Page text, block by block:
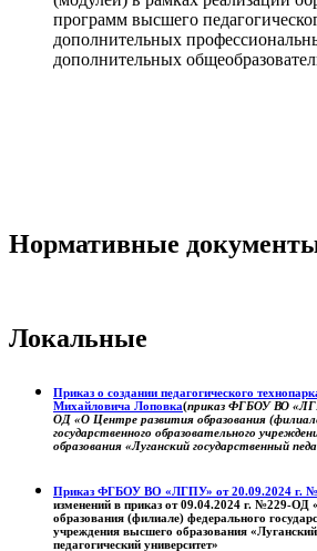
программ высшего
дополнительных
дополнительных
Нормативные
Локальные
Приказ о создании педагогического
Михайловича Лоповка(приказ ФГБОУ ВО
ОД «О Центре развития образования
государственного образовательного
образования «Луганский государственный
Приказ ФГБОУ ВО «ЛГПУ» от 20.09.2024 г.
изменений в приказ от 09.04.2024 г. №229-ОД
образования (филиале) федерального
учреждения высшего образования
педагогический университет»